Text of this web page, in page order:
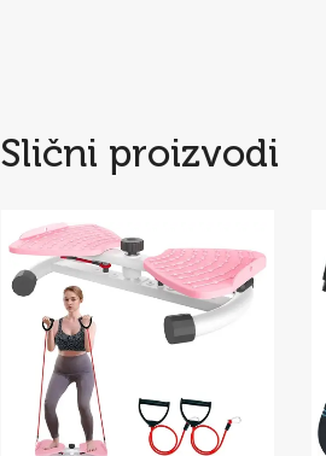
Slični proizvodi